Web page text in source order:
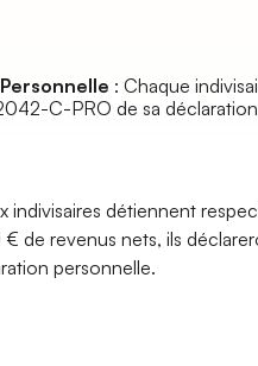
: Chaque
C-PRO de sa
indivisaires détiennent
de revenus nets, ils
personnelle.